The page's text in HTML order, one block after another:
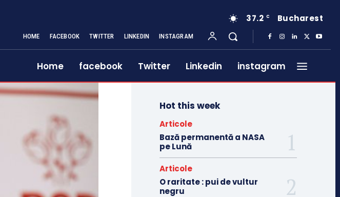
37.2 C Bucharest
HOME FACEBOOK TWITTER LINKEDIN INSTAGRAM
Home facebook Twitter Linkedin instagram
Hot this week
Articole
Bază permanentă a NASA
pe Lună
Articole
O raritate : pui de vultur
negru